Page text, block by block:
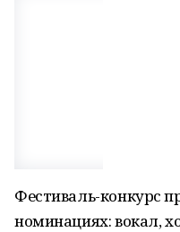
Фестиваль-конкурс
номинациях: вокал,